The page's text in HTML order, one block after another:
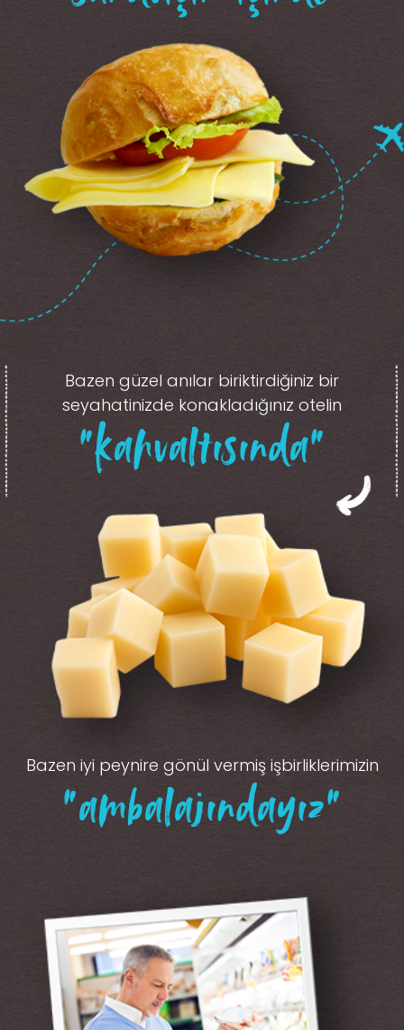
Bazen güzel anılar biriktirdiğiniz bir
seyahatinizde konakladığınız otelin
“kahvaltısında”
Bazen iyi peynire gönül vermiş işbirliklerimizin
“ambalajındayız”